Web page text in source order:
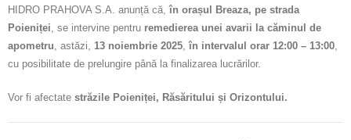
HIDRO PRAHOVA S.A. anunță că,în orașul Breaza, pe strada
Poieniței, se intervine pentru remedierea unei avarii la căminul de
apometru, astăzi, 13 noiembrie 2025,în intervalul orar 12:00 – 13:00,
cu posibilitate de prelungire până la finalizarea lucrărilor.
Vor fi afectate străzile Poieniței, Răsăritului și Orizontului.